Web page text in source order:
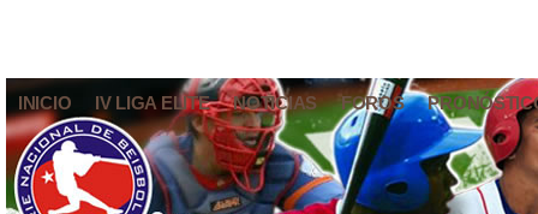
INICIO IV LIGA ELITE NOTICIAS FOROS